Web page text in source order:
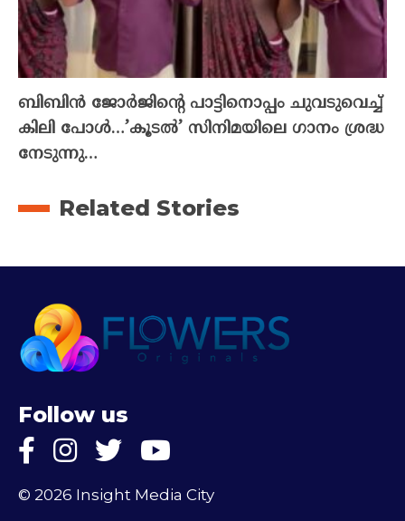
ബിബിൻ ജോർജിന്റെ പാട്ടിനൊപ്പം ചുവടുവെച്ച്
കിലി പോൾ…’കൂടൽ’ സിനിമയിലെ ഗാനം ശ്രദ്ധ
നേടുന്നു…
Related Stories
Follow us
© 2026 Insight Media City